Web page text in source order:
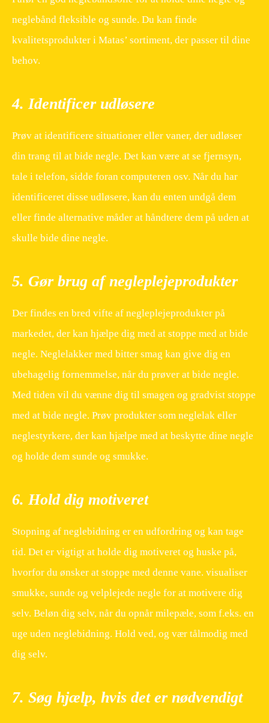
neglebånd fleksible og sunde. Du kan finde
kvalitetsprodukter i Matas’ sortiment, der passer til dine
behov.
4. Identificer udløsere
Prøv at identificere situationer eller vaner, der udløser
din trang til at bide negle. Det kan være at se fjernsyn,
tale i telefon, sidde foran computeren osv. Når du har
identificeret disse udløsere, kan du enten undgå dem
eller finde alternative måder at håndtere dem på uden at
skulle bide dine negle.
5. Gør brug af negleplejeprodukter
Der findes en bred vifte af negleplejeprodukter på
markedet, der kan hjælpe dig med at stoppe med at bide
negle. Neglelakker med bitter smag kan give dig en
ubehagelig fornemmelse, når du prøver at bide negle.
Med tiden vil du vænne dig til smagen og gradvist stoppe
med at bide negle. Prøv produkter som neglelak eller
neglestyrkere, der kan hjælpe med at beskytte dine negle
og holde dem sunde og smukke.
6. Hold dig motiveret
Stopning af neglebidning er en udfordring og kan tage
tid. Det er vigtigt at holde dig motiveret og huske på,
hvorfor du ønsker at stoppe med denne vane. visualiser
smukke, sunde og velplejede negle for at motivere dig
selv. Beløn dig selv, når du opnår milepæle, som f.eks. en
uge uden neglebidning. Hold ved, og vær tålmodig med
dig selv.
7. Søg hjælp, hvis det er nødvendigt